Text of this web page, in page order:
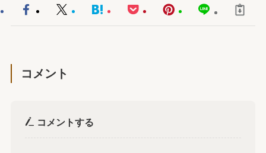
コメント
コメントする